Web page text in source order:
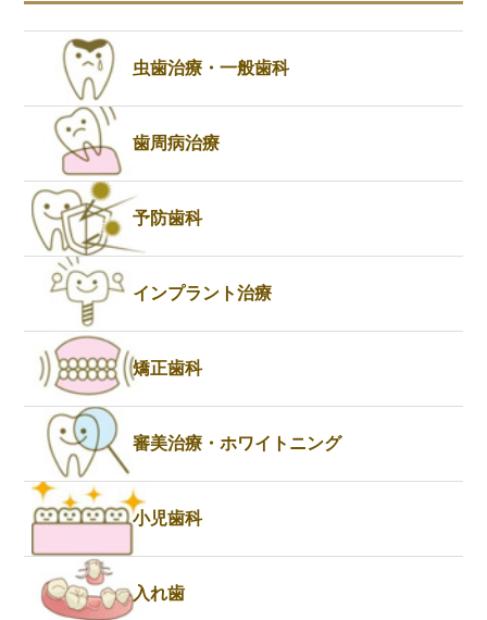
虫歯治療・一般歯科
歯周病治療
予防歯科
インプラント治療
矯正歯科
審美治療・ホワイトニング
小児歯科
入れ歯